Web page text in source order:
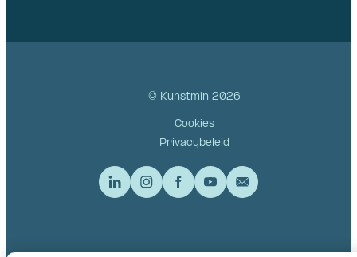
© Kunstmin 2026
Cookies
Privacybeleid